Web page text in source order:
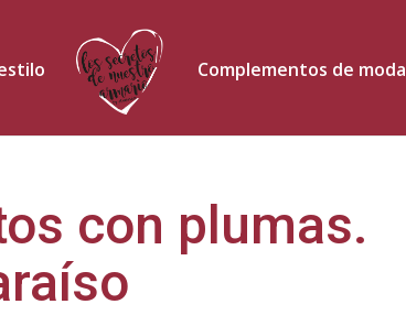
Complementos de moda
con plumas.